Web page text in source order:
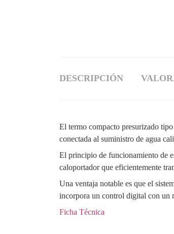
DESCRIPCIÓN
El termo compacto presurizado
conectada al suministro de agua
El principio de funcionamiento de
caloportador que eficientemente
Una ventaja notable es que el
incorpora un control digital con un
Ficha Técnica